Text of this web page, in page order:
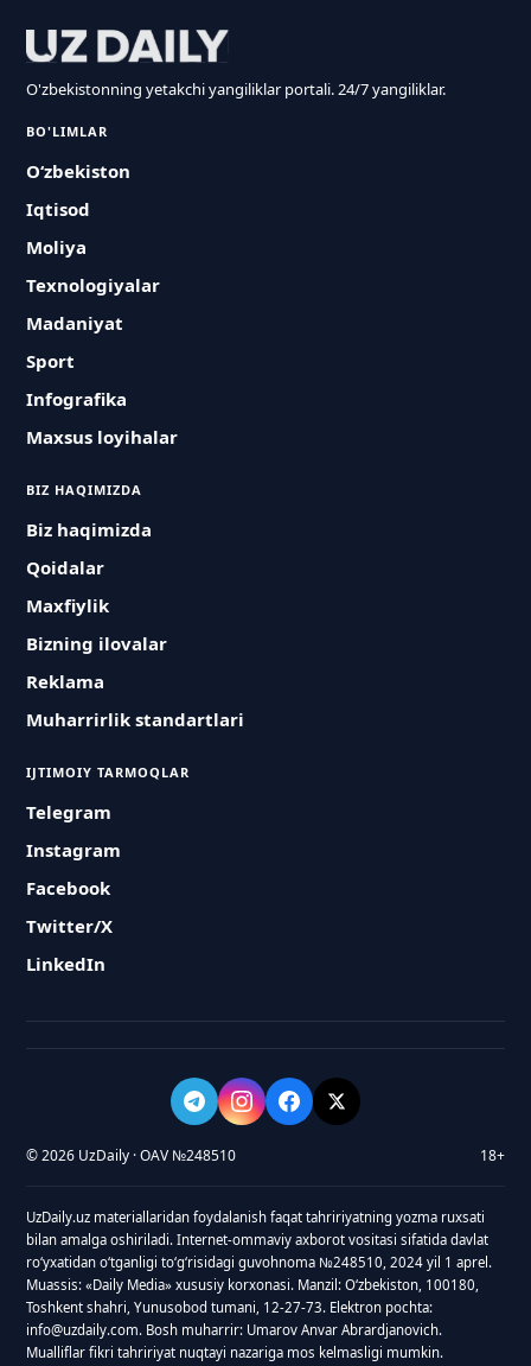
O'zbekistonning yetakchi yangiliklar portali. 24/7 yangiliklar.
BO'LIMLAR
O‘zbekiston
Iqtisod
Moliya
Texnologiyalar
Madaniyat
Sport
Infografika
Maxsus loyihalar
BIZ HAQIMIZDA
Biz haqimizda
Qoidalar
Maxfiylik
Bizning ilovalar
Reklama
Muharrirlik standartlari
IJTIMOIY TARMOQLAR
Telegram
Instagram
Facebook
Twitter/X
LinkedIn
© 2026 UzDaily · OAV №248510 18+
UzDaily.uz materiallaridan foydalanish faqat tahririyatning yozma ruxsati
bilan amalga oshiriladi. Internet-ommaviy axborot vositasi sifatida davlat
roʻyxatidan oʻtganligi toʻgʻrisidagi guvohnoma №248510, 2024 yil 1 aprel.
Muassis: «Daily Media» xususiy korxonasi. Manzil: Oʻzbekiston, 100180,
Toshkent shahri, Yunusobod tumani, 12-27-73. Elektron pochta:
info@uzdaily.com. Bosh muharrir: Umarov Anvar Abrardjanovich.
Mualliflar fikri tahririyat nuqtayi nazariga mos kelmasligi mumkin.